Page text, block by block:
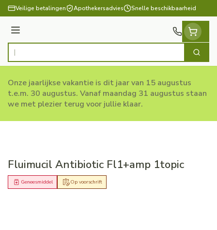
Ga naar de inhoud
Veilige betalingen Apothekersadvies Snelle beschikbaarheid
Menu
Product, merk, categorie... Zoek
Onze jaarlijkse vakantie is dit jaar van 15 augustus
t.e.m. 30 augustus. Vanaf maandag 31 augustus staan
we met plezier terug voor jullie klaar.
Fluimucil Antibiotic Fl1+amp 1topic
Op voorschrift
Geneesmiddel